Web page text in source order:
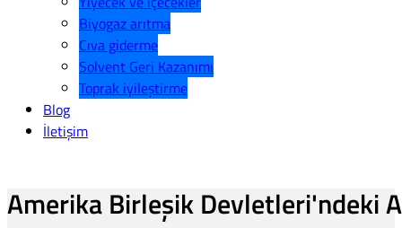
Biyogaz arıtma
Cıva giderme
Solvent Geri Kazanımı
Toprak iyileştirme
Blog
İletişim
Amerika Birleşik Devletleri'ndeki